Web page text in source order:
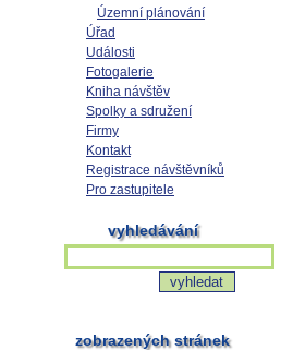
Územní plánování
Úřad
Události
Fotogalerie
Kniha návštěv
Spolky a sdružení
Firmy
Kontakt
Registrace návštěvníků
Pro zastupitele
vyhledávání
zobrazených stránek